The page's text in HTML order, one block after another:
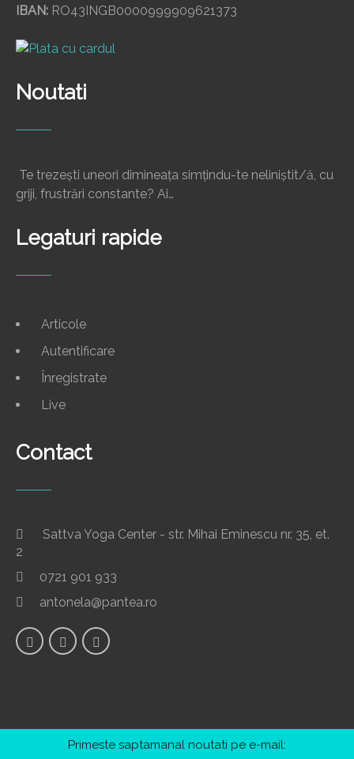
IBAN: RO43INGB0000999909621373
Noutati
Te trezești uneori dimineața simțindu-te neliniștit/ă, cu
griji, frustrări constante? Ai…
Legaturi rapide
Articole
Autentificare
Înregistrate
Live
Contact
Sattva Yoga Center - str. Mihai Eminescu nr. 35, et.
2
0721 901 933
antonela@pantea.ro
Primeste saptamanal noutati pe e-mail: